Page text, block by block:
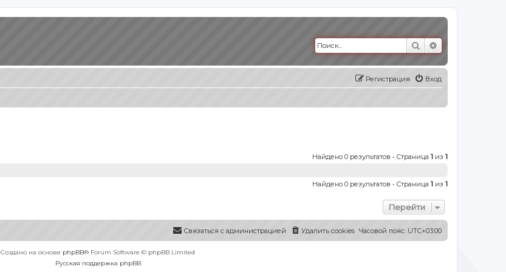
Поиск
Вход
Регистрация
Найдено 0 результатов • Страница 1 из 1
Найдено 0 результатов • Страница 1 из 1
Перейти
Часовой пояс: UTC+03:00
Удалить cookies
Связаться с администрацией
Создано на основе phpBB® Forum Software © phpBB Limited
Русская поддержка phpBB